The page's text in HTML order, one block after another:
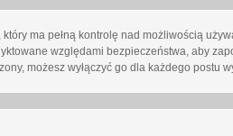
ma pełną kontrolę nad możliwością
względami bezpieczeństwa, aby
możesz wyłączyć go dla każdego